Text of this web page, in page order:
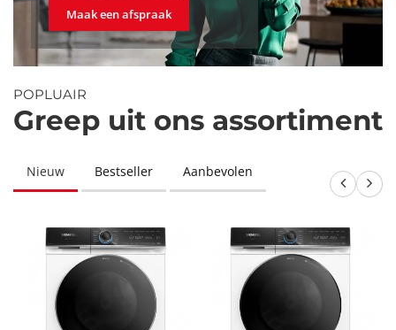
Maak een afspraak
POPLUAIR
Greep uit ons assortiment
Nieuw Bestseller Aanbevolen